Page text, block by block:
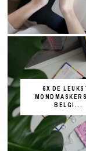
6X DE
BELGI...